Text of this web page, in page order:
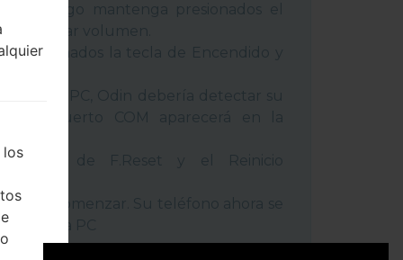
luego mantenga presionados el
de Bajar volumen.
presionados la tecla de Encendido y
de F.Reset y el Reinicio
tecla Comenzar. Su teléfono ahora se
de la PC
los